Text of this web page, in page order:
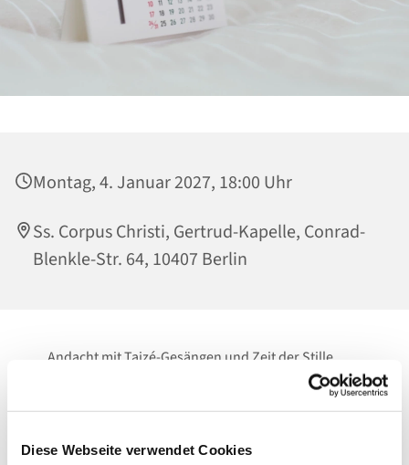
Diese Webseite verwendet Cookies
Montag, 4. Januar 2027, 18:00 Uhr
Ss. Corpus Christi, Gertrud-Kapelle, Conrad-
Blenkle-Str. 64, 10407 Berlin
Andacht mit Taizé-Gesängen und Zeit der Stille